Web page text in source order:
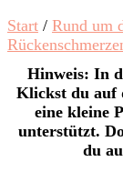
Start / Rund um
Hinweis: In
Klickst du auf
eine kleine
unterstützt.
du